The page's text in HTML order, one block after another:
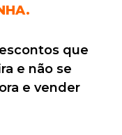
que
e não se
e vender